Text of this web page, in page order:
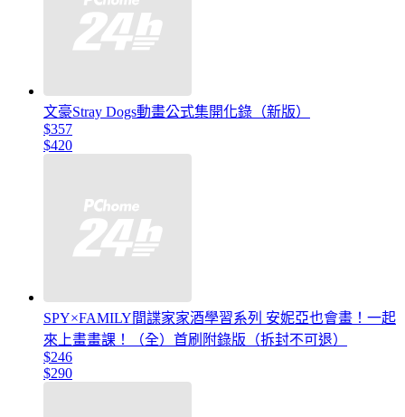
文豪Stray Dogs動畫公式集開化錄（新版）
$357
$420
SPY×FAMILY間諜家家酒學習系列 安妮亞也會畫！一起
來上畫畫課！（全）首刷附錄版（拆封不可退）
$246
$290